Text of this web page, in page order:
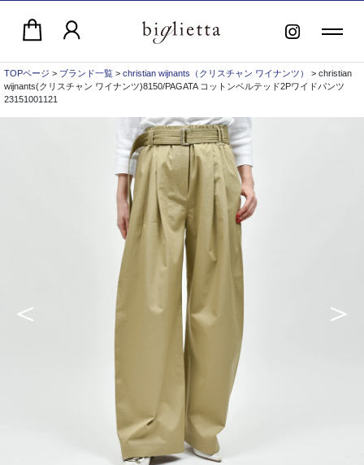
TOPページ > ブランド一覧 > christian wijnants（クリスチャン ワイナンツ）
> christian
wijnants(クリスチャン ワイナンツ)8150/PAGATA コットンベルテッド2Pワイドパンツ
23151001121